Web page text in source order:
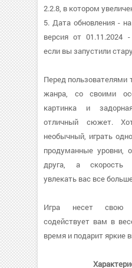
2.2.8, в котором
5. Дата обновления -
версия от 01.11.2024
если вы запустили
Перед пользователями
жанра, со своими
картинка и
отличный сюжет.
необычный, играть
продуманные уровни,
друга, а скорость
увлекать вас все
Игра несет свою
содействует вам в
время и подарит яркие